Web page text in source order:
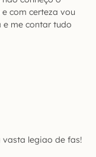
com certeza vou
me contar tudo
vasta legiao de fas!